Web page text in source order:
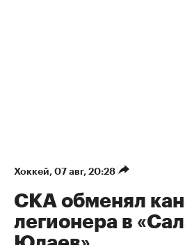
Хоккей⁠, 07 авг, 20:28
СКА обменял
легионера в